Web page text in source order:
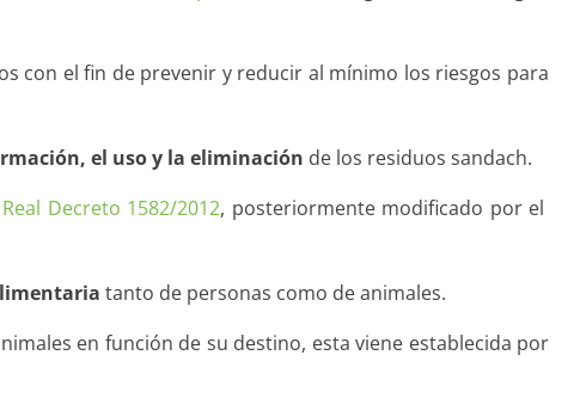
con el fin de prevenir y reducir al mínimo los riesgos para
el uso y la eliminación de los residuos sandach.
Real Decreto 1582/2012, posteriormente modificado por el
tanto de personas como de animales.
en función de su destino, esta viene establecida por